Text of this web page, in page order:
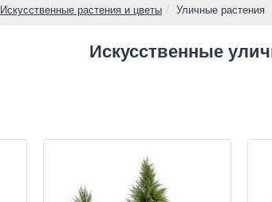
Искусственные растения и цветы Уличные растения
Искусственные